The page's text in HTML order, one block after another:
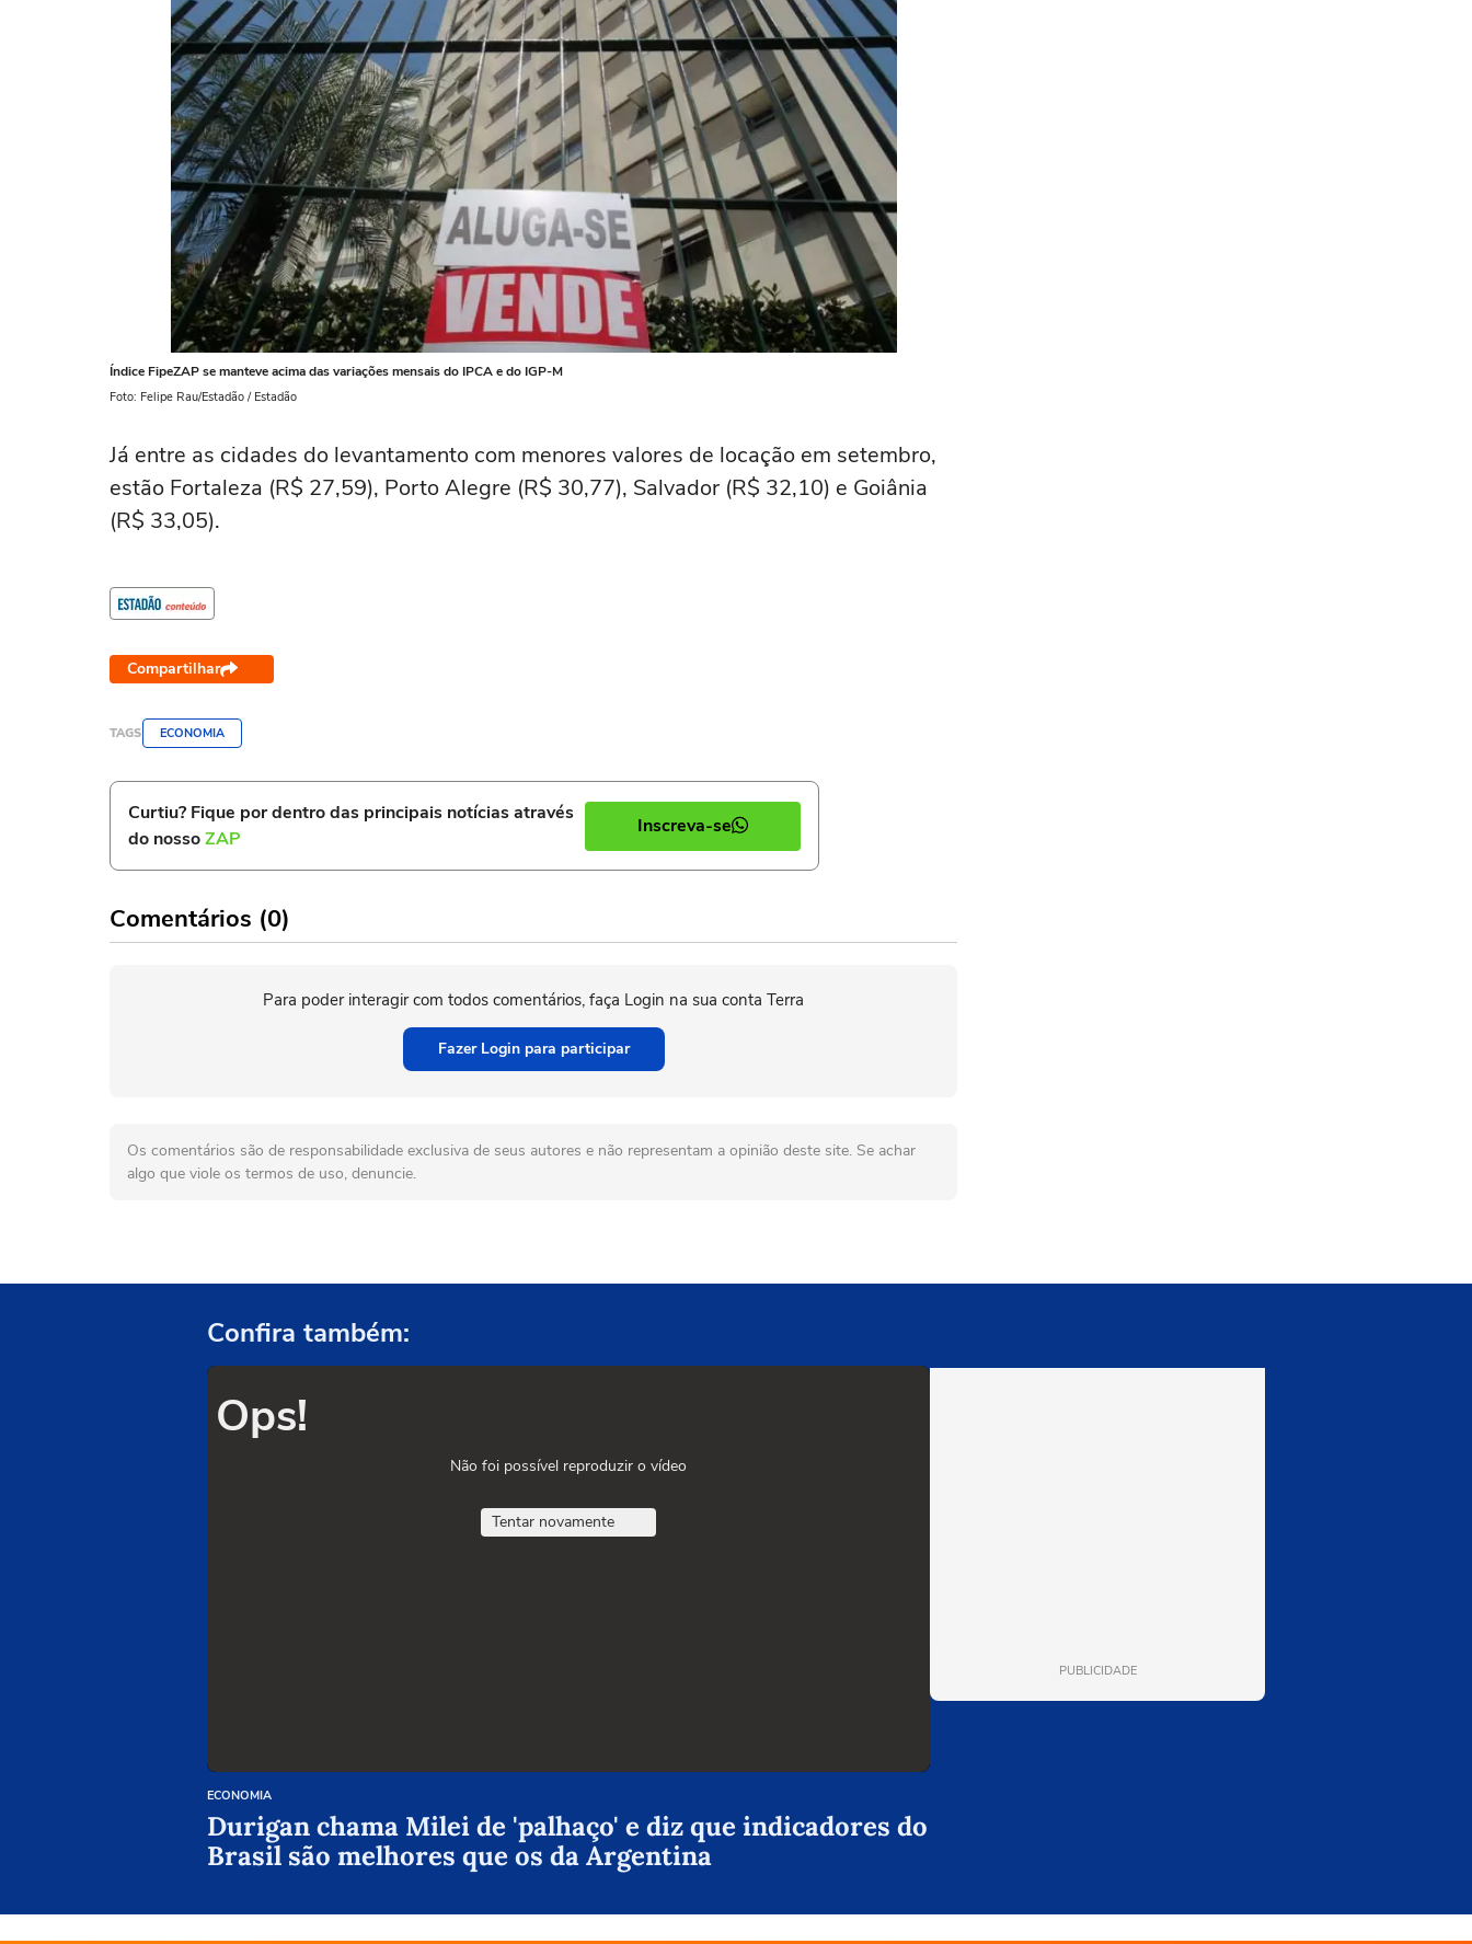
Índice FipeZAP se manteve acima das variações mensais do IPCA e do IGP-M
Foto: Felipe Rau/Estadão / Estadão
Já entre as cidades do levantamento com menores valores de locação em setembro,
estão Fortaleza (R$ 27,59), Porto Alegre (R$ 30,77), Salvador (R$ 32,10) e Goiânia
(R$ 33,05).
Compartilhar
TAGS ECONOMIA
Curtiu? Fique por dentro das principais notícias através
do nossoZAP
Inscreva-se
Comentários (0)
Para poder interagir com todos comentários, faça Login na sua conta Terra
Fazer Login para participar
Os comentários são de responsabilidade exclusiva de seus autores e não representam a opinião deste site. Se achar
algo que viole os termos de uso, denuncie.
Confira também:
Ops!
Não foi possível reproduzir o vídeo
Tentar novamente
ECONOMIA
Durigan chama Milei de 'palhaço' e diz que indicadores do
Brasil são melhores que os da Argentina
PUBLICIDADE